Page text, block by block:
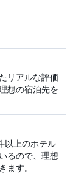
リアルな評価
想の宿泊先を
以上のホテル
るので、理想
ます。